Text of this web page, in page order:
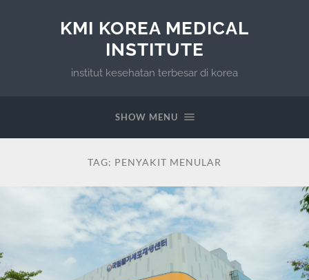
KMI KOREA MEDICAL
INSTITUTE
institut kesehatan terbesar di korea
SHOW MENU
TAG: PENYAKIT MENULAR